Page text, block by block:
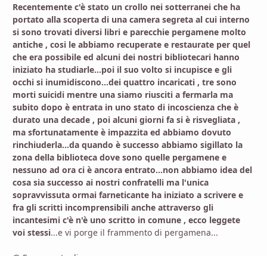
Recentemente c'è stato un crollo nei sotterranei che ha
portato alla scoperta di una camera segreta al cui interno
si sono trovati diversi libri e parecchie pergamene molto
antiche , cosi le abbiamo recuperate e restaurate per quel
che era possibile ed alcuni dei nostri bibliotecari hanno
iniziato ha studiarle...poi il suo volto si incupisce e gli
occhi si inumidiscono...dei quattro incaricati , tre sono
morti suicidi mentre una siamo riusciti a fermarla ma
subito dopo è entrata in uno stato di incoscienza che è
durato una decade , poi alcuni giorni fa si è risvegliata ,
ma sfortunatamente è impazzita ed abbiamo dovuto
rinchiuderla...da quando è successo abbiamo sigillato la
zona della biblioteca dove sono quelle pergamene e
nessuno ad ora ci è ancora entrato...non abbiamo idea del
cosa sia successo ai nostri confratelli ma l'unica
sopravvissuta ormai farneticante ha iniziato a scrivere e
fra gli scritti incomprensibili anche attraverso gli
incantesimi c'è n'è uno scritto in comune , ecco leggete
voi stessi...e vi porge il frammento di pergamena...